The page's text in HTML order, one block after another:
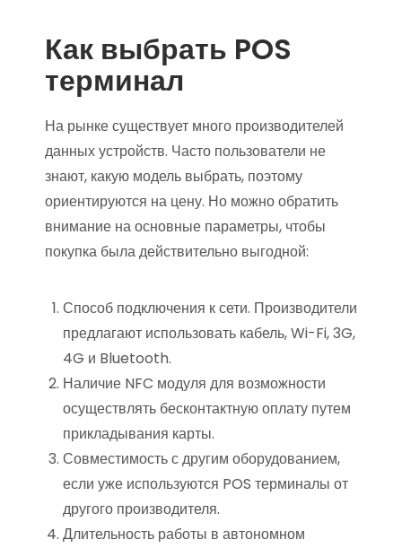
Как выбрать POS
терминал
На рынке существует много производителей
данных устройств. Часто пользователи не
знают, какую модель выбрать, поэтому
ориентируются на цену. Но можно обратить
внимание на основные параметры, чтобы
покупка была действительно выгодной:
Способ подключения к сети. Производители
предлагают использовать кабель, Wi-Fi, 3G,
4G и Bluetooth.
Наличие NFC модуля для возможности
осуществлять бесконтактную оплату путем
прикладывания карты.
Совместимость с другим оборудованием,
если уже используются POS терминалы от
другого производителя.
Длительность работы в автономном